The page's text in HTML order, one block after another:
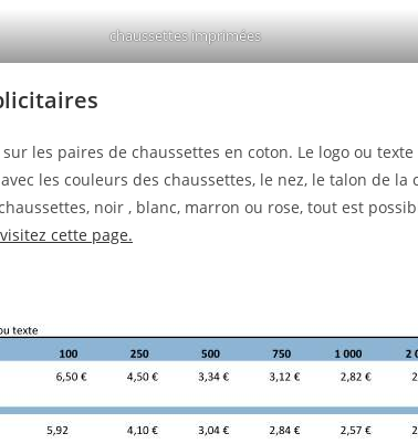
chaussettes imprimées
les paires de chaussettes en coton. Le logo ou
les couleurs des chaussettes, le nez, le talon de
noir , blanc, marron ou rose, tout est
visitez cette page.